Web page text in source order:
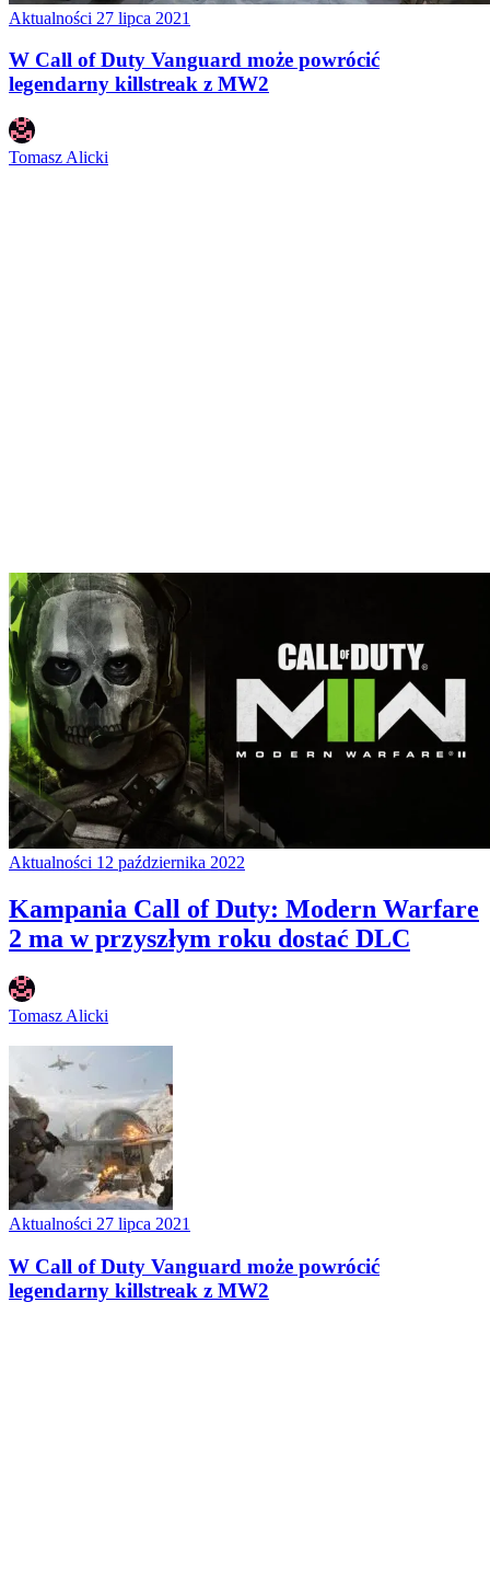
Aktualności 27 lipca 2021
W Call of Duty Vanguard może powrócić
legendarny killstreak z MW2
Tomasz Alicki
Aktualności 12 października 2022
Kampania Call of Duty: Modern Warfare
2 ma w przyszłym roku dostać DLC
Tomasz Alicki
Aktualności 27 lipca 2021
W Call of Duty Vanguard może powrócić
legendarny killstreak z MW2